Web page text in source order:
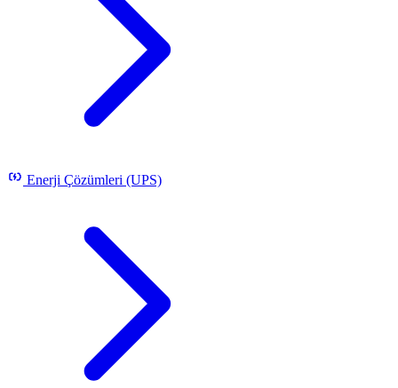
Enerji Çözümleri (UPS)